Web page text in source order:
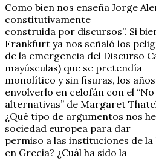
Como bien nos enseña Jorge
constitutivamente
construida por discursos”. Si
Frankfurt ya nos señaló los
de la emergencia del Discurso
mayúsculas) que se pretendía
monolítico y sin fisuras, los
envolverlo en celofán con el “No
alternativas” de Margaret
¿Qué tipo de argumentos nos
sociedad europea para dar
permiso a las instituciones de
en Grecia? ¿Cuál ha sido la